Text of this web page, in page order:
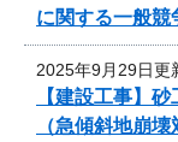
に関する一般競
2025年9月29日更
【建設工事】
（急傾斜地崩